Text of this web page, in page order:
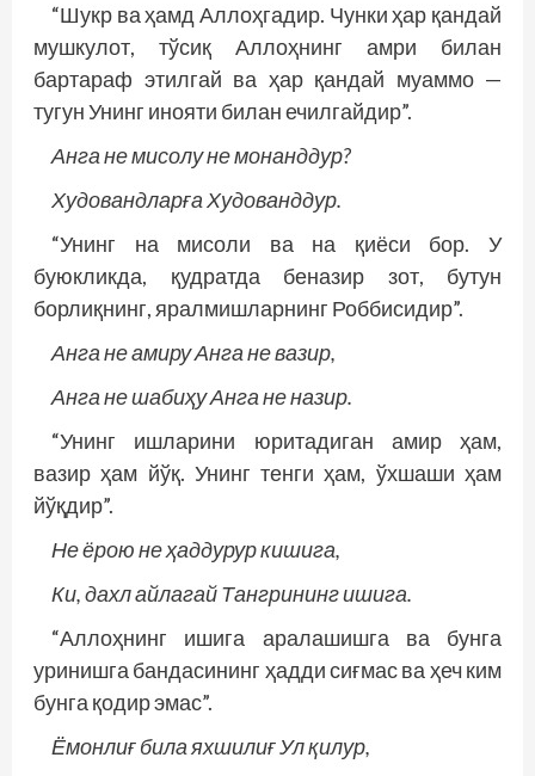
“Шукр ва ҳамд Аллоҳгадир. Чунки ҳар қандай
мушкулот, тўсиқ Аллоҳнинг амри билан
бартараф этилгай ва ҳар қандай муаммо —
тугун Унинг инояти билан ечилгайдир”.
Анга не мисолу не монанддур?
Худовандларға Худованддур.
“Унинг на мисоли ва на қиёси бор. У
буюкликда, қудратда беназир зот, бутун
борлиқнинг, яралмишларнинг Роббисидир”.
Анга не амиру Анга не вазир,
Анга не шабиҳу Анга не назир.
“Унинг ишларини юритадиган амир ҳам,
вазир ҳам йўқ. Унинг тенги ҳам, ўхшаши ҳам
йўқдир”.
Не ёрою не ҳаддурур кишига,
Ки, дахл айлагай Тангрининг ишига.
“Аллоҳнинг ишига аралашишга ва бунга
уринишга бандасининг ҳадди сиғмас ва ҳеч ким
бунга қодир эмас”.
Ёмонлиғ била яхшилиғ Ул қилур,